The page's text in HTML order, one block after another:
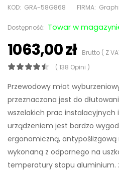
KOD: GRA-58G868 FIRMA:
Dostępność: Towar w
1063,00 złBrutto ( Z
( 138 Opini )
Przewodowy młot
przeznaczona jest do
wszelakich prac instalacyjnych
urządzeniem jest bardzo
ergonomiczną,
wykonaną z odpornego na
temperatury stopu aluminium.